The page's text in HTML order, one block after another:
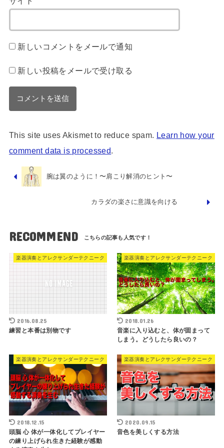
新しいコメントをメールで通知
新しい投稿をメールで受け取る
This site uses Akismet to reduce spam. Learn how your
comment data is processed.
腕は翼のように！〜肩こり解消のヒント〜
カラダの楽さに意識を向ける
RECOMMEND
楽器演奏とアレクサンダーテクニーク
2016.08.25
練習と本番は別物です
楽器演奏とアレクサンダーテクニーク
2018.01.26
音楽に入り込むと、体が固まって
しまう。どうしたら良いの？
楽器演奏とアレクサンダーテクニーク
2018.12.15
頭脳 心 体が一体化してプレイヤー
の練り上げられ生きた経験が感動
楽器演奏とアレクサンダーテクニーク
2020.09.15
音色を美しくする方法